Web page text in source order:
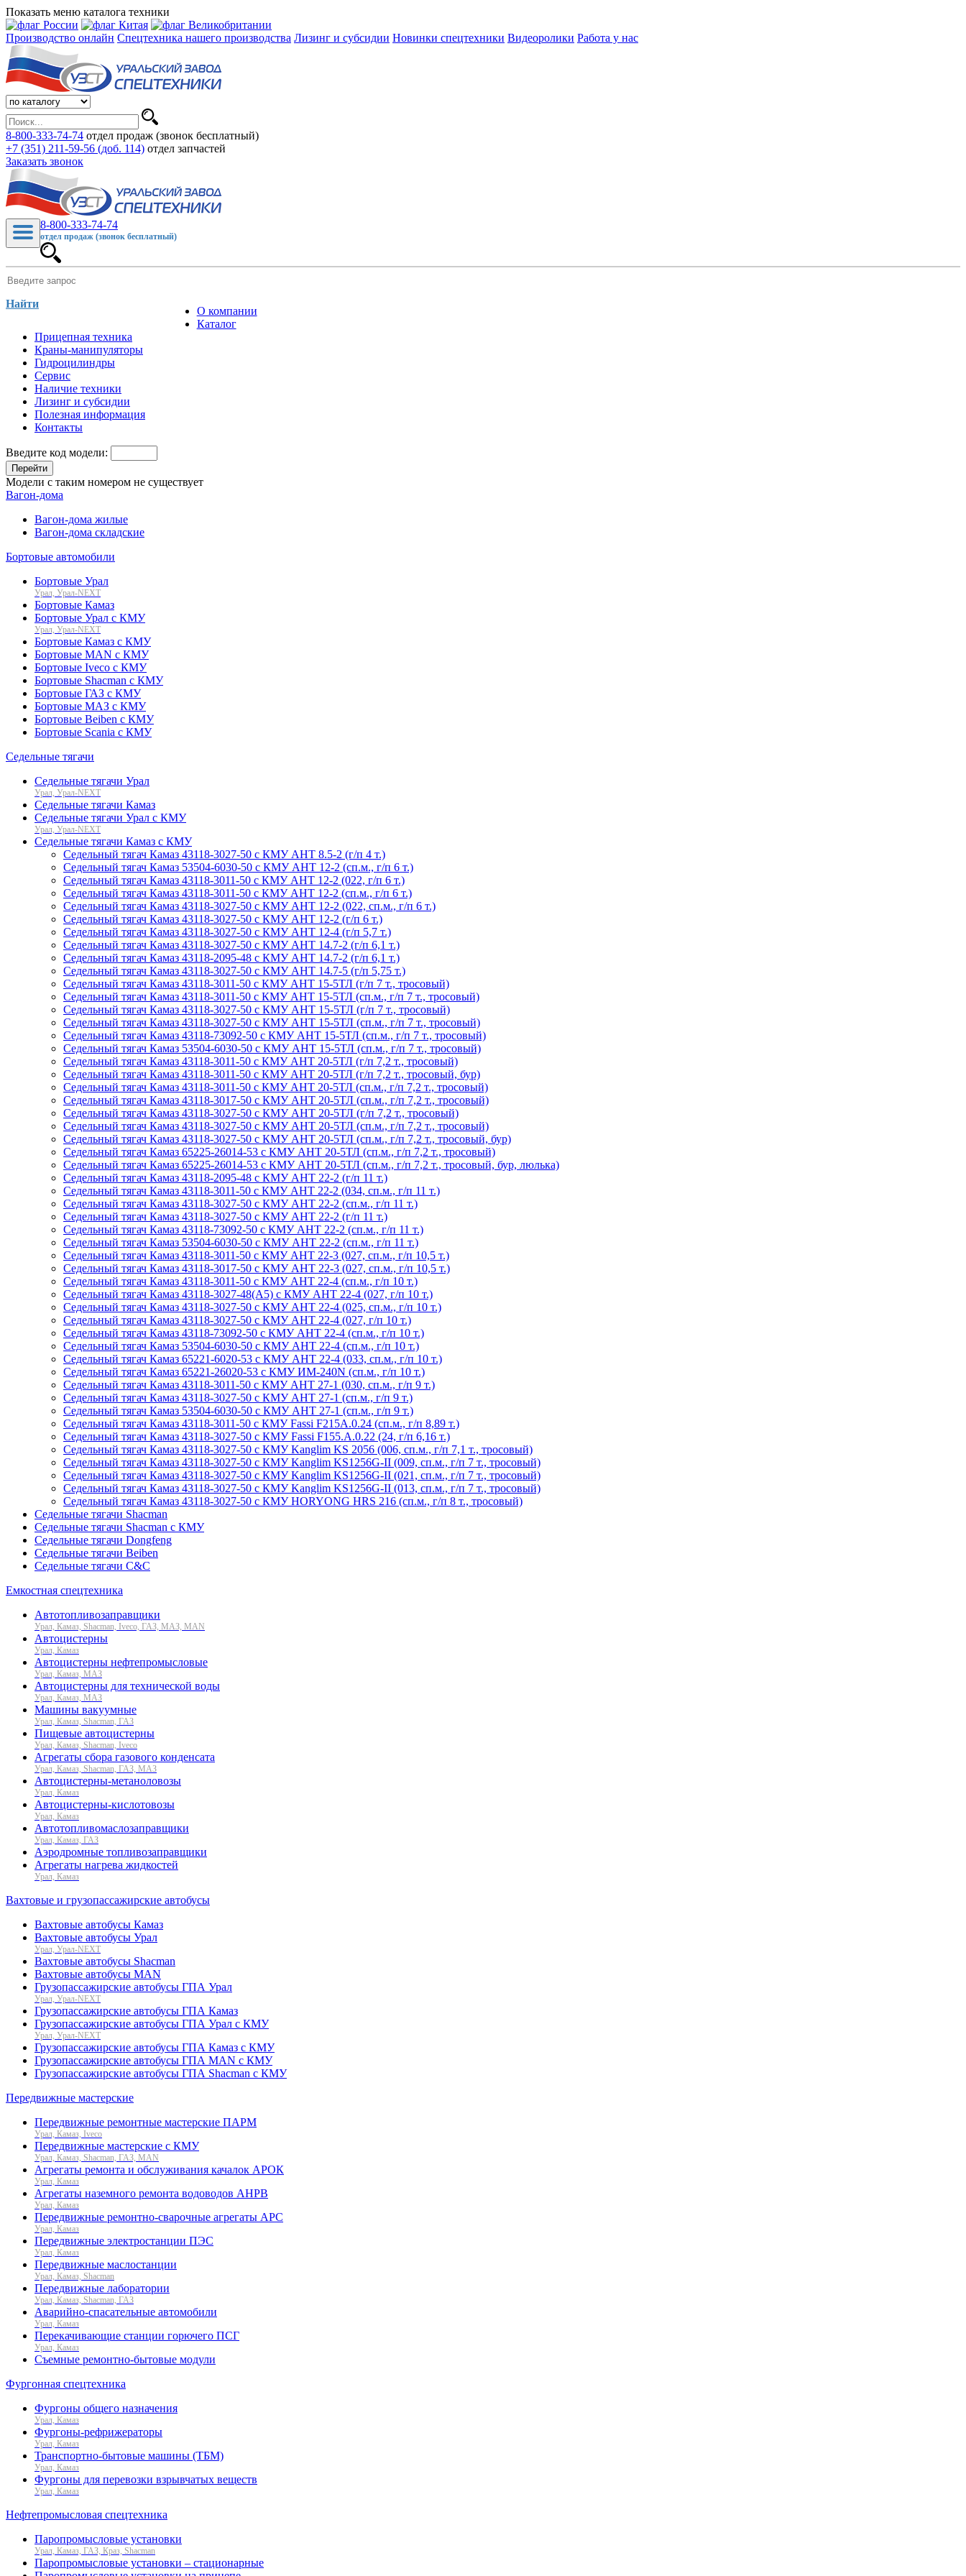
Показать меню каталога техники
Производство онлайн Спецтехника нашего производства Лизинг и субсидии Новинки спецтехники Видеоролики Работа у нас
8-800-333-74-74 отдел продаж (звонок бесплатный)
+7 (351) 211-59-56 (доб. 114) отдел запчастей
Заказать звонок
8-800-333-74-74
отдел продаж (звонок бесплатный)
Найти
О компании
Каталог
Прицепная техника
Краны-манипуляторы
Гидроцилиндры
Сервис
Наличие техники
Лизинг и субсидии
Полезная информация
Контакты
Введите код модели:
Перейти
Модели с таким номером не существует
Вагон-дома
Вагон-дома жилые
Вагон-дома складские
Бортовые автомобили
Бортовые Урал
Урал, Урал-NEXT
Бортовые Камаз
Бортовые Урал с КМУ
Урал, Урал-NEXT
Бортовые Камаз с КМУ
Бортовые MAN с КМУ
Бортовые Iveco с КМУ
Бортовые Shacman с КМУ
Бортовые ГАЗ с КМУ
Бортовые МАЗ с КМУ
Бортовые Beiben с КМУ
Бортовые Scania с КМУ
Седельные тягачи
Седельные тягачи Урал
Урал, Урал-NEXT
Седельные тягачи Камаз
Седельные тягачи Урал с КМУ
Урал, Урал-NEXT
Седельные тягачи Камаз с КМУ
Седельный тягач Камаз 43118-3027-50 с КМУ АНТ 8.5-2 (г/п 4 т.)
Седельный тягач Камаз 53504-6030-50 с КМУ АНТ 12-2 (сп.м., г/п 6 т.)
Седельный тягач Камаз 43118-3011-50 с КМУ АНТ 12-2 (022, г/п 6 т.)
Седельный тягач Камаз 43118-3011-50 с КМУ АНТ 12-2 (сп.м., г/п 6 т.)
Седельный тягач Камаз 43118-3027-50 с КМУ АНТ 12-2 (022, сп.м., г/п 6 т.)
Седельный тягач Камаз 43118-3027-50 с КМУ АНТ 12-2 (г/п 6 т.)
Седельный тягач Камаз 43118-3027-50 с КМУ АНТ 12-4 (г/п 5,7 т.)
Седельный тягач Камаз 43118-3027-50 с КМУ АНТ 14.7-2 (г/п 6,1 т.)
Седельный тягач Камаз 43118-2095-48 с КМУ АНТ 14.7-2 (г/п 6,1 т.)
Седельный тягач Камаз 43118-3027-50 с КМУ АНТ 14.7-5 (г/п 5,75 т.)
Седельный тягач Камаз 43118-3011-50 с КМУ АНТ 15-5ТЛ (г/п 7 т., тросовый)
Седельный тягач Камаз 43118-3011-50 с КМУ АНТ 15-5ТЛ (сп.м., г/п 7 т., тросовый)
Седельный тягач Камаз 43118-3027-50 с КМУ АНТ 15-5ТЛ (г/п 7 т., тросовый)
Седельный тягач Камаз 43118-3027-50 с КМУ АНТ 15-5ТЛ (сп.м., г/п 7 т., тросовый)
Седельный тягач Камаз 43118-73092-50 с КМУ АНТ 15-5ТЛ (сп.м., г/п 7 т., тросовый)
Седельный тягач Камаз 53504-6030-50 с КМУ АНТ 15-5ТЛ (сп.м., г/п 7 т., тросовый)
Седельный тягач Камаз 43118-3011-50 с КМУ АНТ 20-5ТЛ (г/п 7,2 т., тросовый)
Седельный тягач Камаз 43118-3011-50 с КМУ АНТ 20-5ТЛ (г/п 7,2 т., тросовый, бур)
Седельный тягач Камаз 43118-3011-50 с КМУ АНТ 20-5ТЛ (сп.м., г/п 7,2 т., тросовый)
Седельный тягач Камаз 43118-3017-50 с КМУ АНТ 20-5ТЛ (сп.м., г/п 7,2 т., тросовый)
Седельный тягач Камаз 43118-3027-50 с КМУ АНТ 20-5ТЛ (г/п 7,2 т., тросовый)
Седельный тягач Камаз 43118-3027-50 с КМУ АНТ 20-5ТЛ (сп.м., г/п 7,2 т., тросовый)
Седельный тягач Камаз 43118-3027-50 с КМУ АНТ 20-5ТЛ (сп.м., г/п 7,2 т., тросовый, бур)
Седельный тягач Камаз 65225-26014-53 с КМУ АНТ 20-5ТЛ (сп.м., г/п 7,2 т., тросовый)
Седельный тягач Камаз 65225-26014-53 с КМУ АНТ 20-5ТЛ (сп.м., г/п 7,2 т., тросовый, бур, люлька)
Седельный тягач Камаз 43118-2095-48 с КМУ АНТ 22-2 (г/п 11 т.)
Седельный тягач Камаз 43118-3011-50 с КМУ АНТ 22-2 (034, сп.м., г/п 11 т.)
Седельный тягач Камаз 43118-3027-50 с КМУ АНТ 22-2 (сп.м., г/п 11 т.)
Седельный тягач Камаз 43118-3027-50 с КМУ АНТ 22-2 (г/п 11 т.)
Седельный тягач Камаз 43118-73092-50 с КМУ АНТ 22-2 (сп.м., г/п 11 т.)
Седельный тягач Камаз 53504-6030-50 с КМУ АНТ 22-2 (сп.м., г/п 11 т.)
Седельный тягач Камаз 43118-3011-50 с КМУ АНТ 22-3 (027, сп.м., г/п 10,5 т.)
Седельный тягач Камаз 43118-3017-50 с КМУ АНТ 22-3 (027, сп.м., г/п 10,5 т.)
Седельный тягач Камаз 43118-3011-50 с КМУ АНТ 22-4 (сп.м., г/п 10 т.)
Седельный тягач Камаз 43118-3027-48(A5) с КМУ АНТ 22-4 (027, г/п 10 т.)
Седельный тягач Камаз 43118-3027-50 с КМУ АНТ 22-4 (025, сп.м., г/п 10 т.)
Седельный тягач Камаз 43118-3027-50 с КМУ АНТ 22-4 (027, г/п 10 т.)
Седельный тягач Камаз 43118-73092-50 с КМУ АНТ 22-4 (сп.м., г/п 10 т.)
Седельный тягач Камаз 53504-6030-50 с КМУ АНТ 22-4 (сп.м., г/п 10 т.)
Седельный тягач Камаз 65221-6020-53 с КМУ АНТ 22-4 (033, сп.м., г/п 10 т.)
Седельный тягач Камаз 65221-26020-53 с КМУ ИМ-240N (сп.м., г/п 10 т.)
Седельный тягач Камаз 43118-3011-50 с КМУ АНТ 27-1 (030, сп.м., г/п 9 т.)
Седельный тягач Камаз 43118-3027-50 с КМУ АНТ 27-1 (сп.м., г/п 9 т.)
Седельный тягач Камаз 53504-6030-50 с КМУ АНТ 27-1 (сп.м., г/п 9 т.)
Седельный тягач Камаз 43118-3011-50 с КМУ Fassi F215A.0.24 (сп.м., г/п 8,89 т.)
Седельный тягач Камаз 43118-3027-50 с КМУ Fassi F155.A.0.22 (24, г/п 6,16 т.)
Седельный тягач Камаз 43118-3027-50 с КМУ Kanglim KS 2056 (006, сп.м., г/п 7,1 т., тросовый)
Седельный тягач Камаз 43118-3027-50 с КМУ Kanglim KS1256G-II (009, сп.м., г/п 7 т., тросовый)
Седельный тягач Камаз 43118-3027-50 с КМУ Kanglim KS1256G-II (021, сп.м., г/п 7 т., тросовый)
Седельный тягач Камаз 43118-3027-50 с КМУ Kanglim KS1256G-II (013, сп.м., г/п 7 т., тросовый)
Седельный тягач Камаз 43118-3027-50 с КМУ HORYONG HRS 216 (сп.м., г/п 8 т., тросовый)
Седельные тягачи Shacman
Седельные тягачи Shacman с КМУ
Седельные тягачи Dongfeng
Седельные тягачи Beiben
Седельные тягачи C&C
Емкостная спецтехника
Автотопливозаправщики
Урал, Камаз, Shacman, Iveco, ГАЗ, МАЗ, MAN
Автоцистерны
Урал, Камаз
Автоцистерны нефтепромысловые
Урал, Камаз, МАЗ
Автоцистерны для технической воды
Урал, Камаз, МАЗ
Машины вакуумные
Урал, Камаз, Shacman, ГАЗ
Пищевые автоцистерны
Урал, Камаз, Shacman, Iveco
Агрегаты сбора газового конденсата
Урал, Камаз, Shacman, ГАЗ, МАЗ
Автоцистерны-метаноловозы
Урал, Камаз
Автоцистерны-кислотовозы
Урал, Камаз
Автотопливомаслозаправщики
Урал, Камаз, ГАЗ
Аэродромные топливозаправщики
Агрегаты нагрева жидкостей
Урал, Камаз
Вахтовые и грузопассажирские автобусы
Вахтовые автобусы Камаз
Вахтовые автобусы Урал
Урал, Урал-NEXT
Вахтовые автобусы Shacman
Вахтовые автобусы MAN
Грузопассажирские автобусы ГПА Урал
Урал, Урал-NEXT
Грузопассажирские автобусы ГПА Камаз
Грузопассажирские автобусы ГПА Урал с КМУ
Урал, Урал-NEXT
Грузопассажирские автобусы ГПА Камаз с КМУ
Грузопассажирские автобусы ГПА MAN с КМУ
Грузопассажирские автобусы ГПА Shacman с КМУ
Передвижные мастерские
Передвижные ремонтные мастерские ПАРМ
Урал, Камаз, Iveco
Передвижные мастерские с КМУ
Урал, Камаз, Shacman, ГАЗ, MAN
Агрегаты ремонта и обслуживания качалок АРОК
Урал, Камаз
Агрегаты наземного ремонта водоводов АНРВ
Урал, Камаз
Передвижные ремонтно-сварочные агрегаты АРС
Урал, Камаз
Передвижные электростанции ПЭС
Урал, Камаз
Передвижные маслостанции
Урал, Камаз, Shacman
Передвижные лаборатории
Урал, Камаз, Shacman, ГАЗ
Аварийно-спасательные автомобили
Урал, Камаз
Перекачивающие станции горючего ПСГ
Урал, Камаз
Съемные ремонтно-бытовые модули
Фургонная спецтехника
Фургоны общего назначения
Урал, Камаз
Фургоны-рефрижераторы
Урал, Камаз
Транспортно-бытовые машины (ТБМ)
Урал, Камаз
Фургоны для перевозки взрывчатых веществ
Урал, Камаз
Нефтепромысловая спецтехника
Паропромысловые установки
Урал, Камаз, ГАЗ, Краз, Shacman
Паропромысловые установки – стационарные